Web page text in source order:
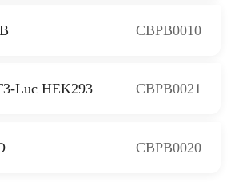
CBPB0010
Luc HEK293 CBPB0021
CBPB0020